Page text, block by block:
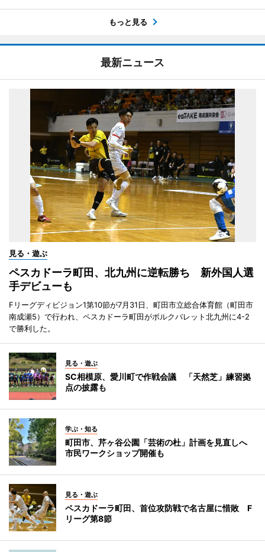
もっと見る
最新ニュース
見る・遊ぶ
ペスカドーラ町田、北九州に逆転勝ち 新外国人選
手デビューも
Fリーグディビジョン1第10節が7月31日、町田市立総合体育館（町田市
南成瀬5）で行われ、ペスカドーラ町田がボルクバレット北九州に4-2
で勝利した。
見る・遊ぶ
SC相模原、愛川町で作戦会議 「天然芝」練習拠
点の披露も
学ぶ・知る
町田市、芹ヶ谷公園「芸術の杜」計画を見直しへ
市民ワークショップ開催も
見る・遊ぶ
ペスカドーラ町田、首位攻防戦で名古屋に惜敗 F
リーグ第8節